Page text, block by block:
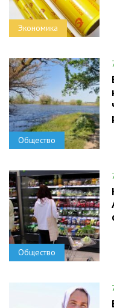
Экономика
Общество
Общество